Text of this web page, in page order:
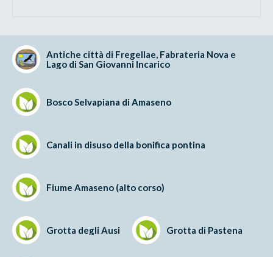
Antiche città di Fregellae, Fabrateria Nova e
Lago di San Giovanni Incarico
Bosco Selvapiana di Amaseno
Canali in disuso della bonifica pontina
Fiume Amaseno (alto corso)
Grotta degli Ausi Grotta di Pastena